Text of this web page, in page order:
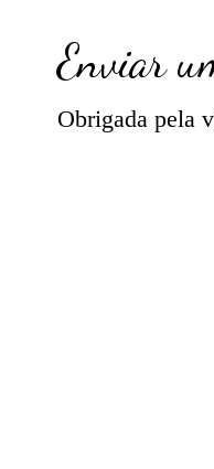
Enviar
Obrigada pela